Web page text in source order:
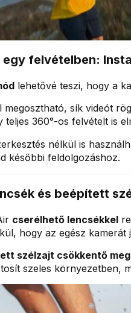
felvételben:
lehetővé teszi, hogy a
megosztható, sík videót
teljes 360°-os felvételt is
nélkül is
későbbi feldolgozáshoz.
és beépített
cserélhető lencsékkel
hogy az egész kamerát
szélzajt csökkentő
szeles környezetben,